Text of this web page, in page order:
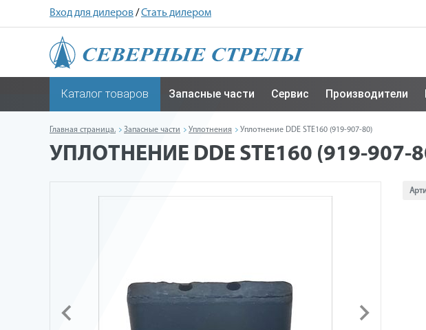
Вход для дилеров/Стать дилером
Каталог товаров Запасные части Сервис Производители
Главная страница. Запасные части Уплотнения Уплотнение DDE STE160 (919-907-80)
УПЛОТНЕНИЕ DDE STE160 (919-907-